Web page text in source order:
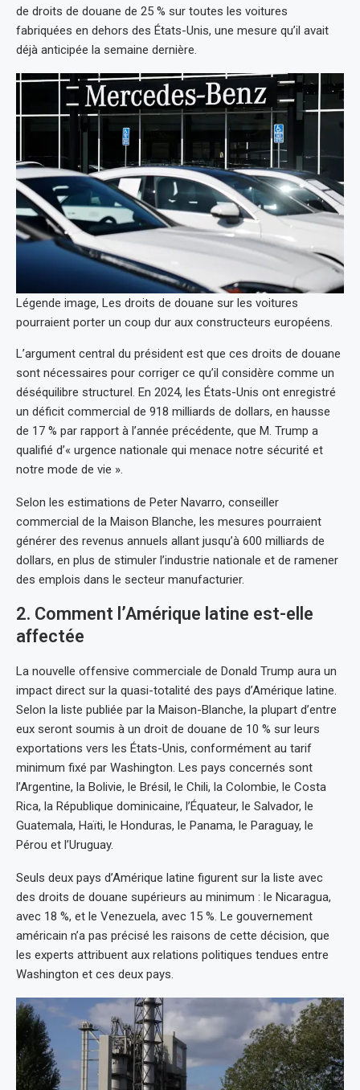
de droits de douane de 25 % sur toutes les voitures
fabriquées en dehors des États-Unis, une mesure qu’il avait
déjà anticipée la semaine dernière.
Légende image, Les droits de douane sur les voitures
pourraient porter un coup dur aux constructeurs européens.
L’argument central du président est que ces droits de douane
sont nécessaires pour corriger ce qu’il considère comme un
déséquilibre structurel. En 2024, les États-Unis ont enregistré
un déficit commercial de 918 milliards de dollars, en hausse
de 17 % par rapport à l’année précédente, que M. Trump a
qualifié d’« urgence nationale qui menace notre sécurité et
notre mode de vie ».
Selon les estimations de Peter Navarro, conseiller
commercial de la Maison Blanche, les mesures pourraient
générer des revenus annuels allant jusqu’à 600 milliards de
dollars, en plus de stimuler l’industrie nationale et de ramener
des emplois dans le secteur manufacturier.
2. Comment l’Amérique latine est-elle
affectée
La nouvelle offensive commerciale de Donald Trump aura un
impact direct sur la quasi-totalité des pays d’Amérique latine.
Selon la liste publiée par la Maison-Blanche, la plupart d’entre
eux seront soumis à un droit de douane de 10 % sur leurs
exportations vers les États-Unis, conformément au tarif
minimum fixé par Washington. Les pays concernés sont
l’Argentine, la Bolivie, le Brésil, le Chili, la Colombie, le Costa
Rica, la République dominicaine, l’Équateur, le Salvador, le
Guatemala, Haïti, le Honduras, le Panama, le Paraguay, le
Pérou et l’Uruguay.
Seuls deux pays d’Amérique latine figurent sur la liste avec
des droits de douane supérieurs au minimum : le Nicaragua,
avec 18 %, et le Venezuela, avec 15 %. Le gouvernement
américain n’a pas précisé les raisons de cette décision, que
les experts attribuent aux relations politiques tendues entre
Washington et ces deux pays.